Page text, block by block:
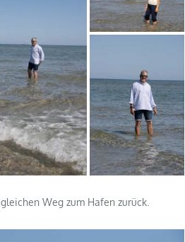
Weg zum Hafen zurück.